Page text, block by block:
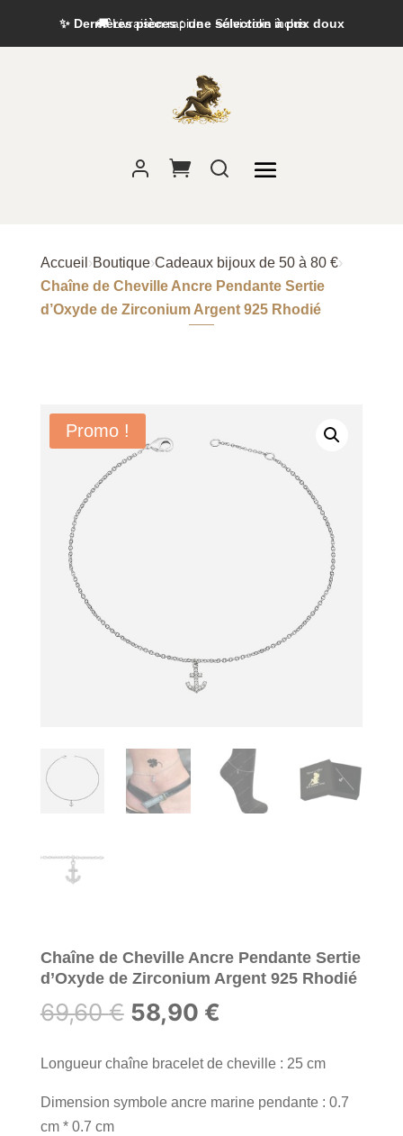
✨ Dernières pièces : une sélection à prix doux
Accueil ›Boutique›Cadeaux bijoux de 50 à 80 €›
Chaîne de Cheville Ancre Pendante Sertie
d’Oxyde de Zirconium Argent 925 Rhodié
Promo !
Chaîne de Cheville Ancre Pendante Sertie
d’Oxyde de Zirconium Argent 925 Rhodié
69,60€ Le
initial
69,60 €.
58,90 €Le
actuel
58,90 €.
Longueur chaîne bracelet de cheville : 25 cm
Dimension symbole ancre marine pendante : 0.7
cm * 0.7 cm